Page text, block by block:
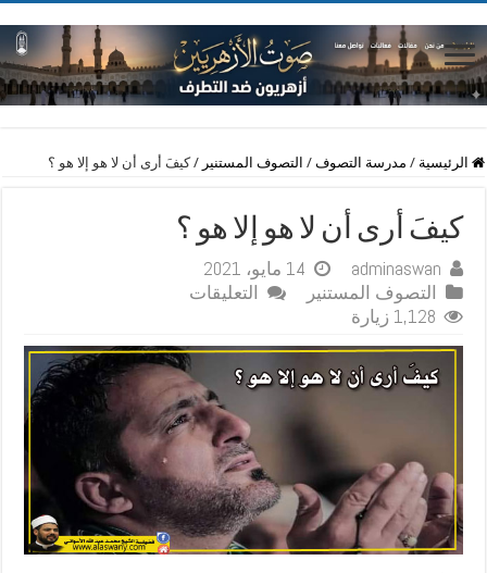
الرئيسية / مدرسة التصوف / التصوف المستنير / كيفَ أرى أن لا هو إلا هو ؟
كيفَ أرى أن لا هو إلا هو ؟
adminaswan
14 مايو، 2021
التصوف المستنير
التعليقات
أن
لا
هو
إلا
؟
مغلقة
1,128 زيارة